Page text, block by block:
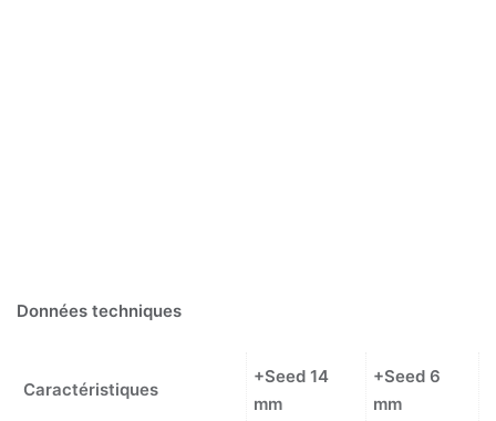
Données techniques
Caractéristiques
+Seed 14
mm
+Seed 6
mm